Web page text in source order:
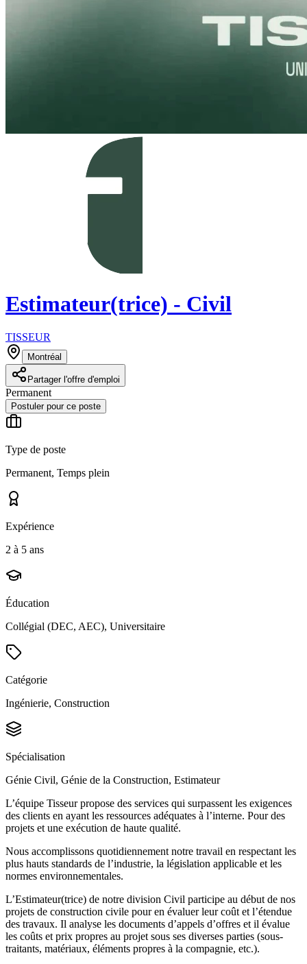
Estimateur(trice) - Civil
TISSEUR
Montréal
Partager l'offre d'emploi
Permanent
Postuler pour ce poste
Type de poste
Permanent, Temps plein
Expérience
2 à 5 ans
Éducation
Collégial (DEC, AEC), Universitaire
Catégorie
Ingénierie, Construction
Spécialisation
Génie Civil, Génie de la Construction, Estimateur
L’équipe Tisseur propose des services qui surpassent les exigences
des clients en ayant les ressources adéquates à l’interne. Pour des
projets et une exécution de haute qualité.
Nous accomplissons quotidiennement notre travail en respectant les
plus hauts standards de l’industrie, la législation applicable et les
normes environnementales.
L’Estimateur(trice) de notre division Civil participe au début de nos
projets de construction civile pour en évaluer leur coût et l’étendue
des travaux. Il analyse les documents d’appels d’offres et il évalue
les coûts et prix propres au projet sous ses diverses parties (sous-
traitants, matériaux, éléments propres à la compagnie, etc.).